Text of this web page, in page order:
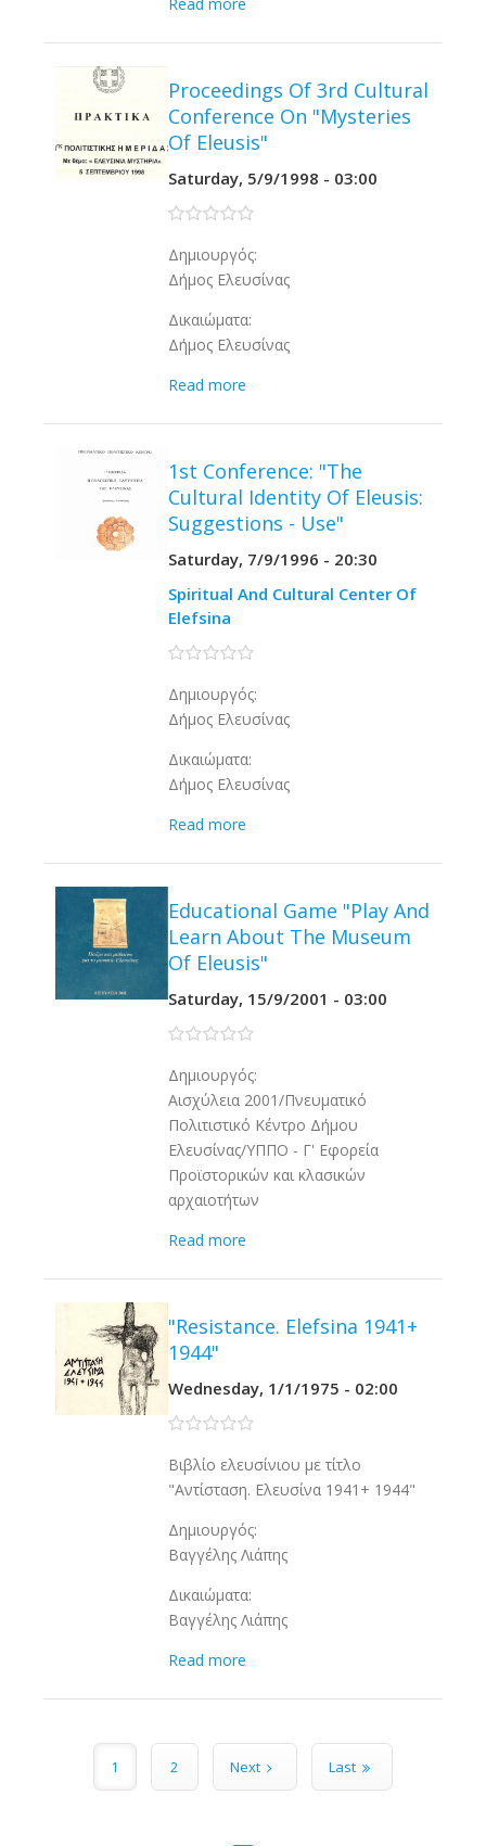
Proceedings Of 3rd Cultural
Conference On "Mysteries
Of Eleusis"
Saturday, 5/9/1998 - 03:00
0 stars
Δημιουργός:
Δήμος Ελευσίνας
Δικαιώματα:
Δήμος Ελευσίνας
Read more
1st Conference: "The
Cultural Identity Of Eleusis:
Suggestions - Use"
Saturday, 7/9/1996 - 20:30
Spiritual And Cultural Center Of
Elefsina
0 stars
Δημιουργός:
Δήμος Ελευσίνας
Δικαιώματα:
Δήμος Ελευσίνας
Read more
Educational Game "Play And
Learn About The Museum
Of Eleusis"
Saturday, 15/9/2001 - 03:00
0 stars
Δημιουργός:
Αισχύλεια 2001/Πνευματικό
Πολιτιστικό Κέντρο Δήμου
Ελευσίνας/ΥΠΠΟ - Γ' Εφορεία
Προϊστορικών και κλασικών
αρχαιοτήτων
Read more
"Resistance. Elefsina 1941+
1944"
Wednesday, 1/1/1975 - 02:00
0 stars
Βιβλίο ελευσίνιου με τίτλο
"Αντίσταση. Ελευσίνα 1941+ 1944"
Δημιουργός:
Βαγγέλης Λιάπης
Δικαιώματα:
Βαγγέλης Λιάπης
Read more
Pages
1 2 Next Last